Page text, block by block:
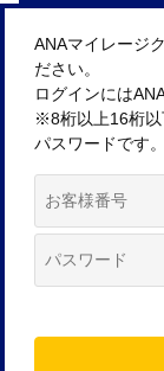
ANAマイレージ
ださい。
ログインには
※8桁以上16桁以
パスワードです